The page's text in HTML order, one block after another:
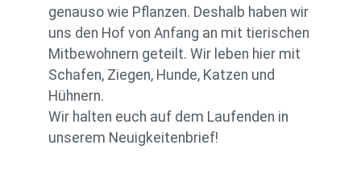
genauso wie Pflanzen. Deshalb haben wir
uns den Hof von Anfang an mit tierischen
Mitbewohnern geteilt. Wir leben hier mit
Schafen, Ziegen, Hunde, Katzen und
Hühnern.
Wir halten euch auf dem Laufenden in
unserem Neuigkeitenbrief!